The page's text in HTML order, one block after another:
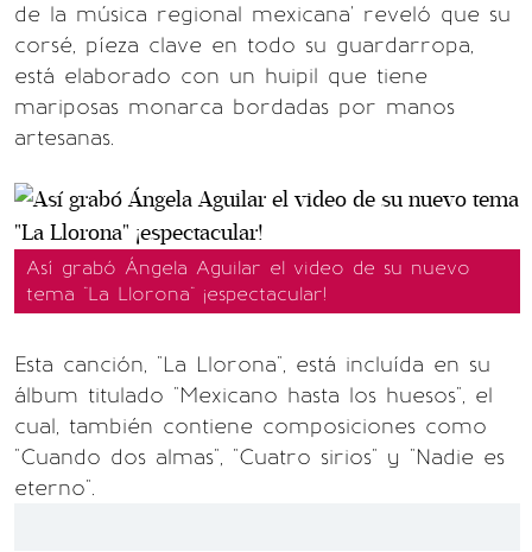
de la música regional mexicana' reveló que su
corsé, píeza clave en todo su guardarropa,
está elaborado con un huipil que tiene
mariposas monarca bordadas por manos
artesanas.
Así grabó Ángela Aguilar el video de su nuevo
tema "La Llorona" ¡espectacular!
Esta canción, "La Llorona", está incluída en su
álbum titulado "Mexicano hasta los huesos", el
cual, también contiene composiciones como
"Cuando dos almas", "Cuatro sirios" y "Nadie es
eterno".